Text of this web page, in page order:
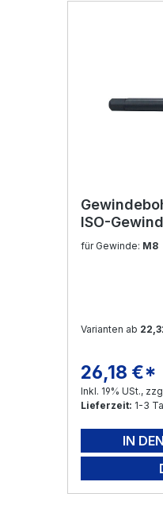
ISO-
für Gewinde: M8
Varianten ab
Regulärer
26,18 €*
Inkl. 19% USt.,
Lieferzeit: 1-3
IN